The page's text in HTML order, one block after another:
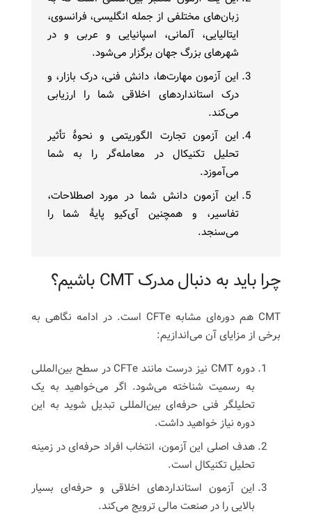
زبان‌های مختلفی از جمله انگلیسی، فرانسوی،
ایتالیایی، آلمانی، اسپانیایی و عربی و در
شهرهای بزرگ جهان برگزار می‌شود.
این آزمون مهارت‌ها، دانش فنی، درک بازار، و
درک استانداردهای اخلاقی شما را ارزیابی
می‌کند.
این آزمون تجارت الگوریتمی و نحوۀ تأثیر
تحلیل تکنیکال در معامله‌گر را به شما
می‌آموزد.
این آزمون دانش شما در مورد اصطلاحات،
تفاسیر، و همچنین آی‌کیو پایۀ شما را
می‌سنجد.
چرا باید به دنبال مدرک CMT باشیم؟
CMT هم دوره‌ای مشابه CFTe است. در ادامه نگاهی به
برخی از مزایای آن می‌اندازیم:
دوره CMT نیز درست مانند CFTe در سطح بین‌المللی
به رسمیت شناخته می‌شود. اگر می‌خواهید به یک
تحلیلگر فنی حرفه‌ای بین‌المللی تبدیل شوید به این
دوره نیاز خواهید داشت.
هدف اصلی این آزمون، انتخاب افراد حرفه‌ای در زمینه
تحلیل تکنیکال است.
این آزمون استانداردهای اخلاقی و حرفه‌ای بسیار
بالایی را در صنعت مالی ترویج می‌کند.